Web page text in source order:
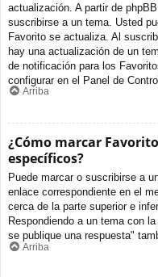
actualización. A partir de
suscribirse a un tema. Usted
Favorito se actualiza. Al
hay una actualización de un
de notificación para los
configurar en el Panel de
Arriba
¿Cómo marcar
específicos?
Puede marcar o suscribirse a
enlace correspondiente en el
cerca de la parte superior e
Respondiendo a un tema con
se publique una respuesta"
Arriba